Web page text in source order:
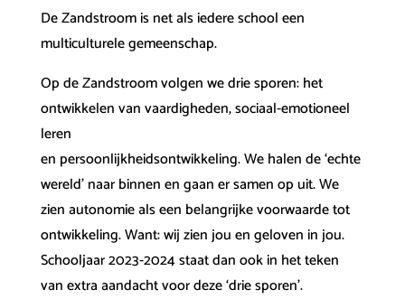
De Zandstroom is net als iedere school een
multiculturele gemeenschap.
Op de Zandstroom volgen we drie sporen: het
ontwikkelen van vaardigheden, sociaal-emotioneel
leren
en persoonlijkheidsontwikkeling. We halen de ‘echte
wereld’ naar binnen en gaan er samen op uit. We
zien autonomie als een belangrijke voorwaarde tot
ontwikkeling. Want: wij zien jou en geloven in jou.
Schooljaar 2023-2024 staat dan ook in het teken
van extra aandacht voor deze ‘drie sporen’.